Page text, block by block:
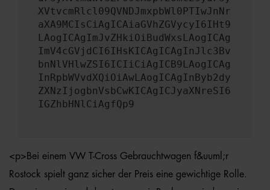
XVtvcmRlcl09QVNDJmxpbWl0PTIwJnNr
aXA9MCIsCiAgICAiaGVhZGVycyI6IHt9
LAogICAgImJvZHkiOiBudWxsLAogICAg
ImV4cGVjdCI6IHsKICAgICAgInJlc3Bv
bnNlVHlwZSI6ICIiCiAgICB9LAogICAg
InRpbWVvdXQiOiAwLAogICAgInByb2dy
ZXNzIjogbnVsbCwKICAgICJyaXNreSI6
IGZhbHNlCiAgfQp9
<p>Bei einem VW T-Cross Gebrauchtwagen f&uuml;r
Rostock spielt ganz sicher der Preis eine gewichtige Rolle.